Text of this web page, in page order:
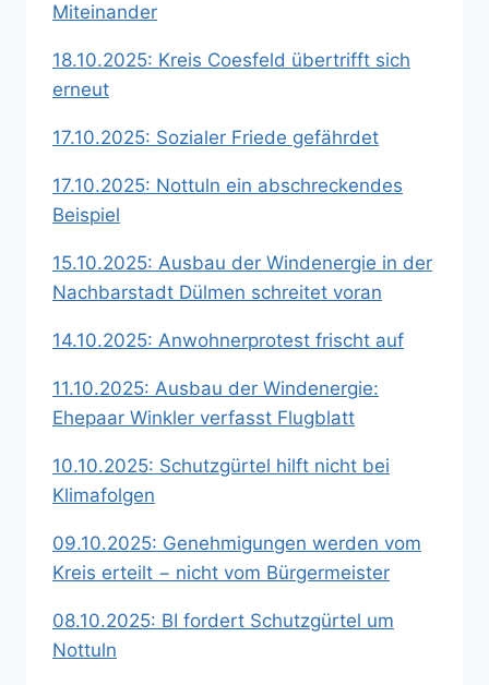
Miteinander
18.10.2025: Kreis Coesfeld übertrifft sich
erneut
17.10.2025: Sozialer Friede gefährdet
17.10.2025: Nottuln ein abschreckendes
Beispiel
15.10.2025: Ausbau der Windenergie in der
Nachbarstadt Dülmen schreitet voran
14.10.2025: Anwohnerprotest frischt auf
11.10.2025: Ausbau der Windenergie:
Ehepaar Winkler verfasst Flugblatt
10.10.2025: Schutzgürtel hilft nicht bei
Klimafolgen
09.10.2025: Genehmigungen werden vom
Kreis erteilt − nicht vom Bürgermeister
08.10.2025: BI fordert Schutzgürtel um
Nottuln